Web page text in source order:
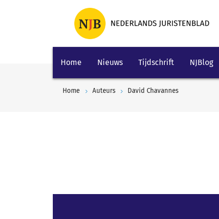
Home Nieuws Tijdschrift NJBlog
Home Auteurs David Chavannes